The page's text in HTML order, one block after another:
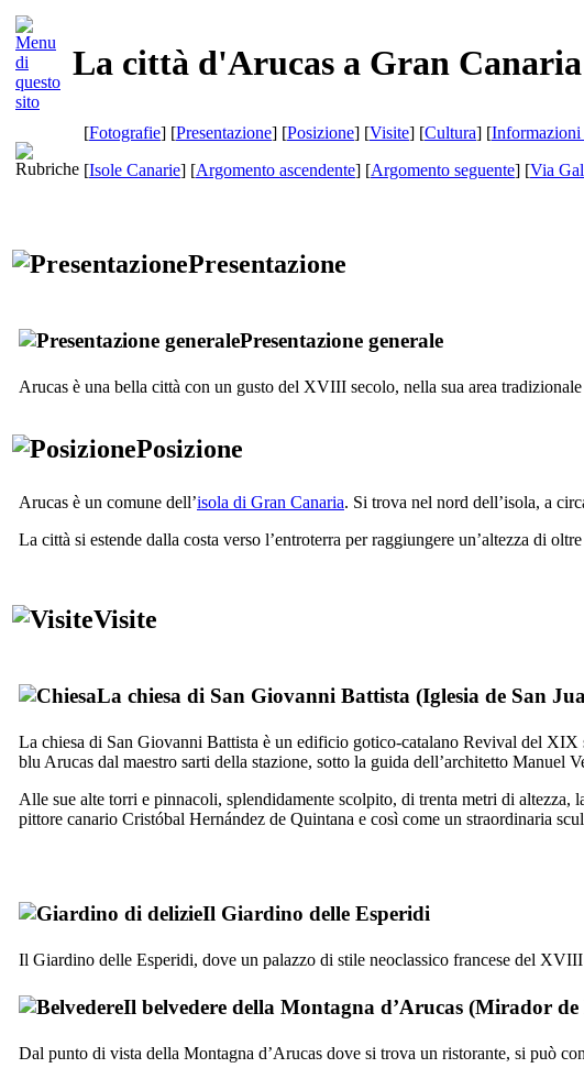
La città d'Arucas a Gran Canaria
[Fotografie] [Presentazione] [Posizione] [Visite] [Cultura] [Informazioni
[Isole Canarie] [Argomento ascendente] [Argomento seguente] [Via
Presentazione
Presentazione generale
Arucas è una bella città con un gusto del XVIII secolo, nella sua area
Posizione
Arucas è un comune dell’isola di Gran Canaria. Si trova nel nord dell’isola, a
La città si estende dalla costa verso l’entroterra per raggiungere un’altezza di
Visite
La chiesa di San Giovanni Battista (Iglesia de San
La chiesa di San Giovanni Battista è un edificio gotico-catalano Revival del XIX
blu Arucas dal maestro sarti della stazione, sotto la guida dell’architetto Manuel
Alle sue alte torri e pinnacoli, splendidamente scolpito, di trenta metri di
pittore canario Cristóbal Hernández de Quintana e così come un straordinaria
Il Giardino delle Esperidi
Il Giardino delle Esperidi, dove un palazzo di stile neoclassico francese del XVIII
Il belvedere della Montagna d’Arucas (Mirador de
Dal punto di vista della Montagna d’Arucas dove si trova un ristorante, si può